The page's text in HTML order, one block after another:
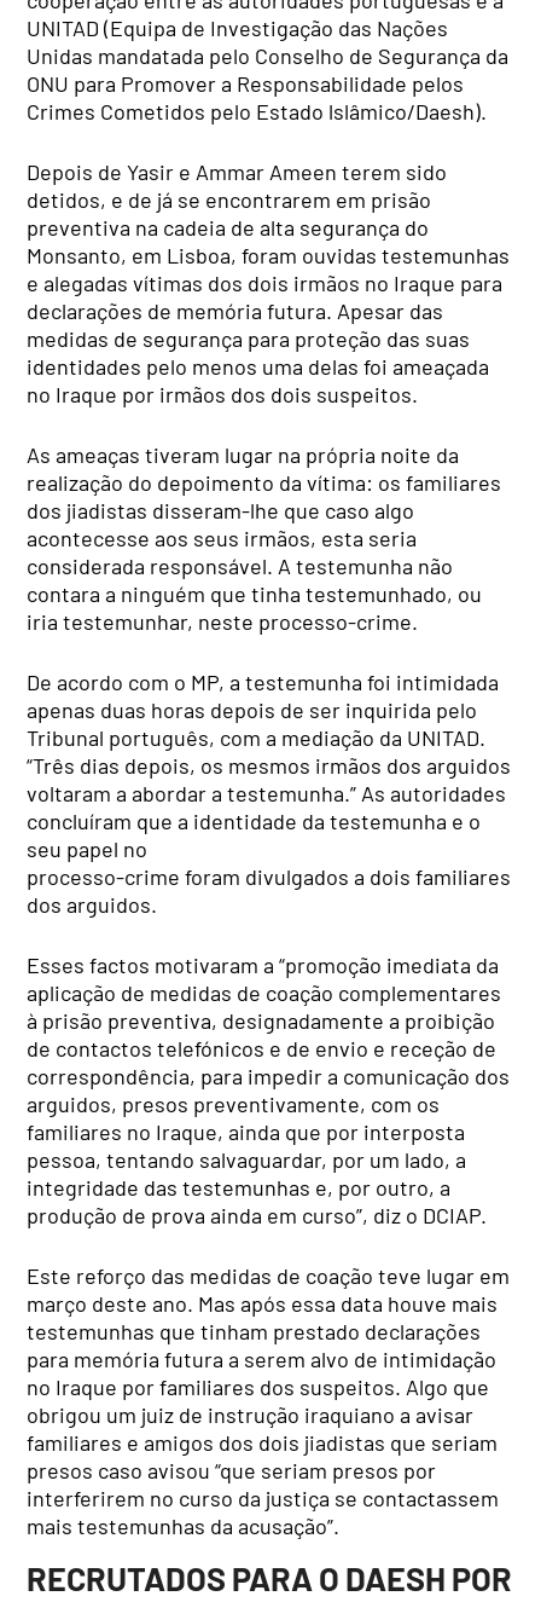
UNITAD (Equipa de Investigação das Nações
Unidas mandatada pelo Conselho de Segurança da
ONU para Promover a Responsabilidade pelos
Crimes Cometidos pelo Estado lslâmico/Daesh).
Depois de Yasir e Ammar Ameen terem sido
detidos, e de já se encontrarem em prisão
preventiva na cadeia de alta segurança do
Monsanto, em Lisboa, foram ouvidas testemunhas
e alegadas vítimas dos dois irmãos no Iraque para
declarações de memória futura. Apesar das
medidas de segurança para proteção das suas
identidades pelo menos uma delas foi ameaçada
no Iraque por irmãos dos dois suspeitos.
As ameaças tiveram lugar na própria noite da
realização do depoimento da vítima: os familiares
dos jiadistas disseram-lhe que caso algo
acontecesse aos seus irmãos, esta seria
considerada responsável. A testemunha não
contara a ninguém que tinha testemunhado, ou
iria testemunhar, neste processo-crime.
De acordo com o MP, a testemunha foi intimidada
apenas duas horas depois de ser inquirida pelo
Tribunal português, com a mediação da UNITAD.
“Três dias depois, os mesmos irmãos dos arguidos
voltaram a abordar a testemunha.” As autoridades
concluíram que a identidade da testemunha e o
seu papel no
processo-crime foram divulgados a dois familiares
dos arguidos.
Esses factos motivaram a “promoção imediata da
aplicação de medidas de coação complementares
à prisão preventiva, designadamente a proibição
de contactos telefónicos e de envio e receção de
correspondência, para impedir a comunicação dos
arguidos, presos preventivamente, com os
familiares no Iraque, ainda que por interposta
pessoa, tentando salvaguardar, por um lado, a
integridade das testemunhas e, por outro, a
produção de prova ainda em curso”, diz o DCIAP.
Este reforço das medidas de coação teve lugar em
março deste ano. Mas após essa data houve mais
testemunhas que tinham prestado declarações
para memória futura a serem alvo de intimidação
no Iraque por familiares dos suspeitos. Algo que
obrigou um juiz de instrução iraquiano a avisar
familiares e amigos dos dois jiadistas que seriam
presos caso avisou “que seriam presos por
interferirem no curso da justiça se contactassem
mais testemunhas da acusação”.
RECRUTADOS PARA O DAESH POR